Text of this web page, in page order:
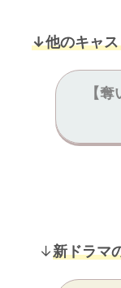
↓他のキャス
【
↓新ドラマ